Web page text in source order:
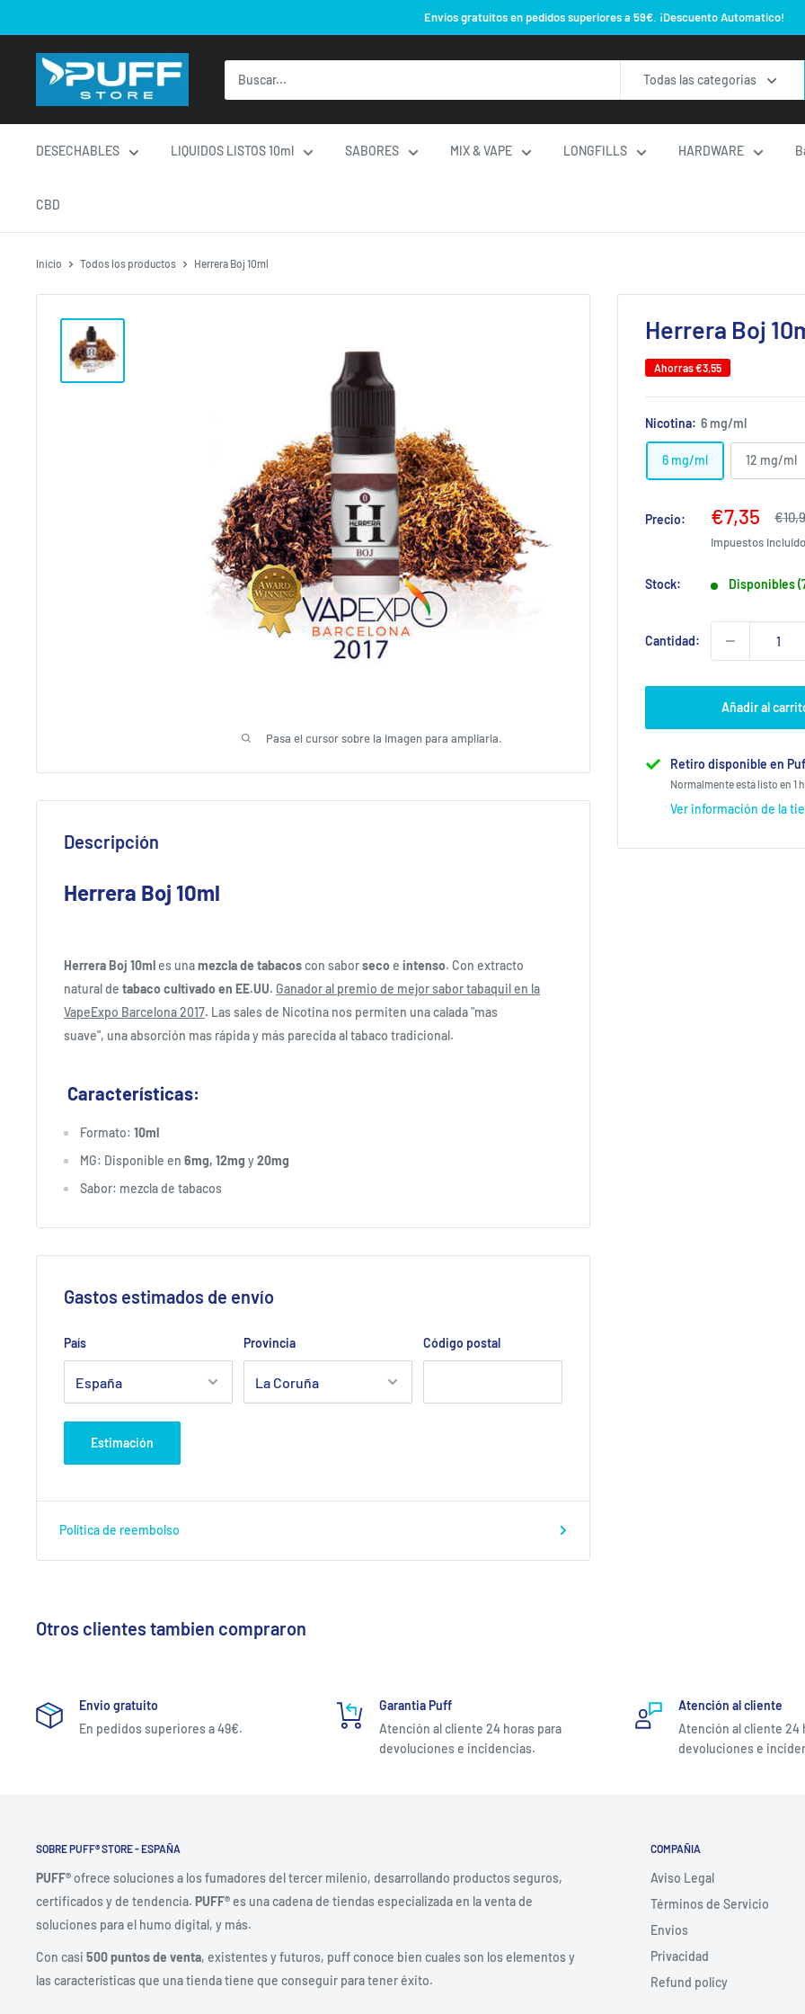
directamente
contenido
Envios gratuitos en pedidos superiores a 59€. ¡Descuento Automatico!
Todas las categorias
DESECHABLES LIQUIDOS LISTOS 10ml SABORES MIX & VAPE LONGFILLS HARDWARE
CBD
Inicio Todos los productos Herrera Boj 10ml
Pasa el cursor sobre la imagen para ampliarla.
Herrera Boj
Ahorras€3,55
Nicotina: 6 mg/ml
6 mg/ml 12 mg/ml
Precio:
Precio
de
venta
€7,35
Impuestos
Stock: Disponibles
Cantidad:
Añadir al
Retiro disponible en
Normalmente está listo en 1
Ver información de la
Descripción
Herrera Boj 10ml
Herrera Boj 10mles unamezcla de tabacoscon saborsecoe intenso. Con extracto
natural de tabaco cultivado en EE.UU. Ganador al premio de mejor sabor tabaquil en la
VapeExpo Barcelona 2017. Las sales de Nicotina nos permiten una calada "mas
suave", una absorción mas rápida y más parecida al tabaco tradicional.
Características:
Formato: 10ml
MG: Disponible en 6mg, 12mg y20mg
Sabor: mezcla de tabacos
Gastos estimados de envío
País Provincia Código postal
Estimación
Política de reembolso
Otros clientes tambien compraron
Envio gratuito
En pedidos superiores a 49€.
Garantia Puff
Atención al cliente 24 horas para
devoluciones e incidencias.
Atención al cliente
Atención al cliente 24
devoluciones e
SOBRE PUFF® STORE - ESPAÑA
PUFF®ofrece soluciones a los fumadores del tercer milenio, desarrollando productos seguros,
certificados y de tendencia. PUFF®es una cadena de tiendas especializada en la venta de
soluciones para el humo digital, y más.
Con casi 500 puntos de venta, existentes y futuros, puff conoce bien cuales son los elementos y
las características que una tienda tiene que conseguir para tener éxito.
COMPAÑIA
Aviso Legal
Términos de Servicio
Envios
Privacidad
Refund policy